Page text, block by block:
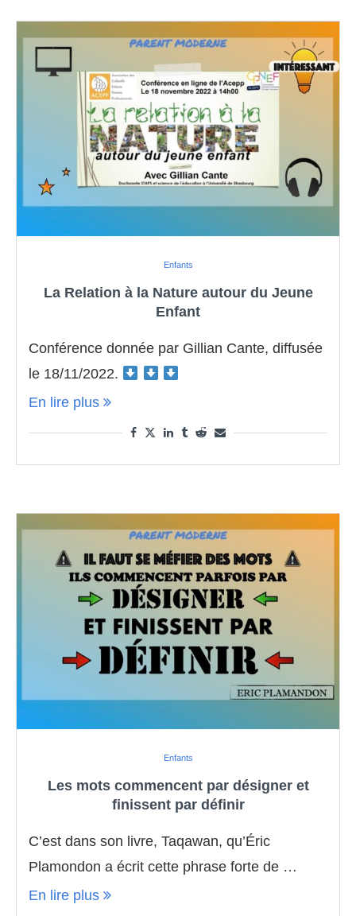
Enfants
La Relation à la Nature autour du Jeune
Enfant
Conférence donnée par Gillian Cante, diffusée
le 18/11/2022.
En lire plus
Enfants
Les mots commencent par désigner et
finissent par définir
C’est dans son livre, Taqawan, qu’Éric
Plamondon a écrit cette phrase forte de …
En lire plus